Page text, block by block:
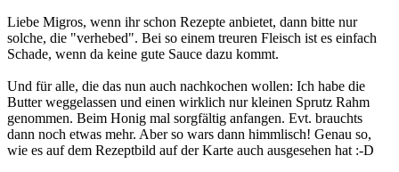
Liebe Migros, wenn ihr schon Rezepte anbietet, dann bitte nur
solche, die "verhebed". Bei so einem treuren Fleisch ist es einfach
Schade, wenn da keine gute Sauce dazu kommt.
Und für alle, die das nun auch nachkochen wollen: Ich habe die
Butter weggelassen und einen wirklich nur kleinen Sprutz Rahm
genommen. Beim Honig mal sorgfältig anfangen. Evt. brauchts
dann noch etwas mehr. Aber so wars dann himmlisch! Genau so,
wie es auf dem Rezeptbild auf der Karte auch ausgesehen hat :-D